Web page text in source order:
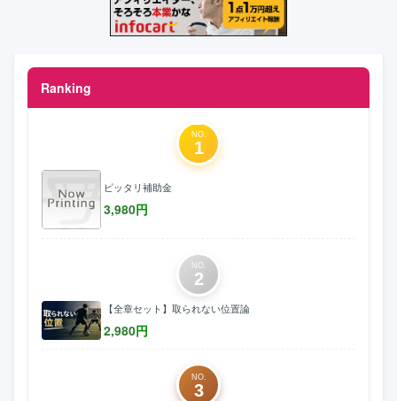
Ranking
NO.
1
ピッタリ補助金
3,980円
NO.
2
【全章セット】取られない位置論
2,980円
NO.
3